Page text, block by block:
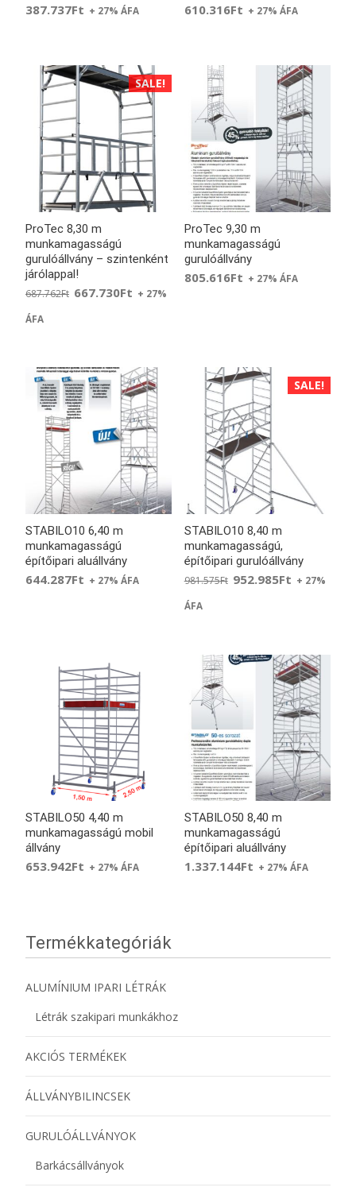
387.737Ft + 27% ÁFA 610.316Ft + 27% ÁFA
SALE!
ProTec 8,30 m
munkamagasságú
gurulóállvány – szintenként
járólappal!
687.762Ft 667.730Ft + 27%
ÁFA
ProTec 9,30 m
munkamagasságú
gurulóállvány
805.616Ft + 27% ÁFA
STABILO10 6,40 m
munkamagasságú
építőipari aluállvány
644.287Ft + 27% ÁFA
SALE!
STABILO10 8,40 m
munkamagasságú,
építőipari gurulóállvány
981.575Ft 952.985Ft + 27%
ÁFA
STABILO50 4,40 m
munkamagasságú mobil
állvány
653.942Ft + 27% ÁFA
STABILO50 8,40 m
munkamagasságú
építőipari aluállvány
1.337.144Ft + 27% ÁFA
Termékkategóriák
ALUMÍNIUM IPARI LÉTRÁK
Létrák szakipari munkákhoz
AKCIÓS TERMÉKEK
ÁLLVÁNYBILINCSEK
GURULÓÁLLVÁNYOK
Barkácsállványok